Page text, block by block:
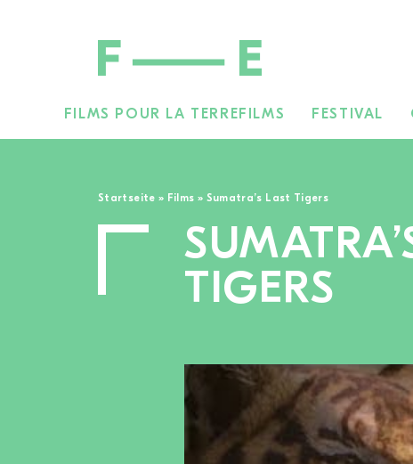
FILMS POUR LA TERRE FILMS FESTIVAL
Startseite » Films » Sumatra’s Last Tigers
TIGERS